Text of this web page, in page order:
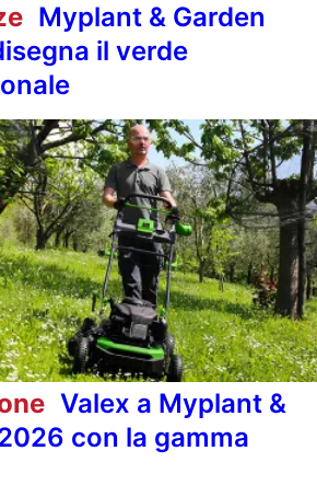
Myplant & Garden
il verde
Valex a Myplant &
con la gamma